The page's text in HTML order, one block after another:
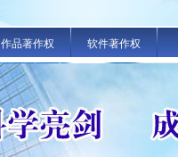
作品著作权 软件著作权